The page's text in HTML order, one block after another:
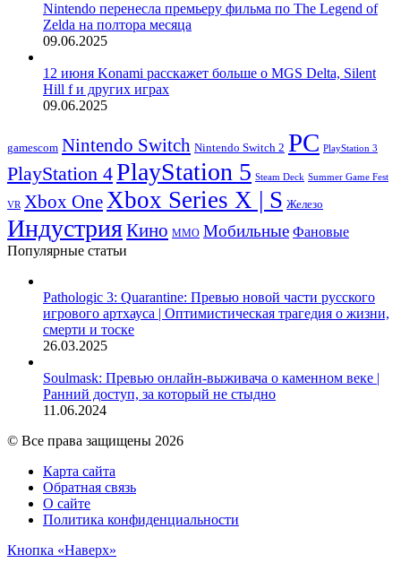
Nintendo перенесла премьеру фильма по The Legend of
Zelda на полтора месяца
09.06.2025
12 июня Konami расскажет больше о MGS Delta, Silent
Hill f и других играх
09.06.2025
gamescom Nintendo Switch Nintendo Switch 2 PC PlayStation 3
PlayStation 4PlayStation 5 Steam Deck Summer Game Fest
VR Xbox OneXbox Series X | S Железо
ИндустрияКино ММО Мобильные Фановые
Популярные статьи
Pathologic 3: Quarantine: Превью новой части русского
игрового артхауса | Оптимистическая трагедия о жизни,
смерти и тоске
26.03.2025
Soulmask: Превью онлайн-выживача о каменном веке |
Ранний доступ, за который не стыдно
11.06.2024
© Все права защищены 2026
Карта сайта
Обратная связь
О сайте
Политика конфиденциальности
Кнопка «Наверх»